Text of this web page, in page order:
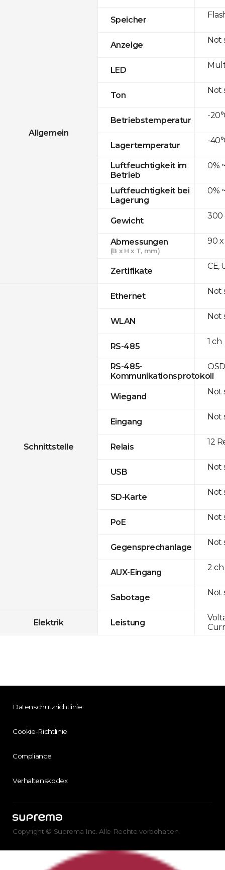
Allgemein
Speicher
Anzeige
LED
Ton
Betriebstemperatur
Lagertemperatur
Luftfeuchtigkeit im
Betrieb
Luftfeuchtigkeit bei
Lagerung
Gewicht
Abmessungen
(B x H x T, mm)
Zertifikate
Schnittstelle
Ethernet
WLAN
RS-485
RS-485-
Kommunikationsprotokoll
Wiegand
Eingang
Relais
USB
SD-Karte
PoE
Gegensprechanlage
AUX-Eingang
Sabotage
Elektrik Leistung
Not
Not
-
-
0%
0%
300
90 x
CE,
Not
Not
1 ch
Not
Not
12
Not
Not
Not
Not
2
Not
Datenschutzrichtlinie
Cookie-Richtlinie
Compliance
Verhaltenskodex
Copyright © Suprema Inc. Alle Rechte vorbehalten.